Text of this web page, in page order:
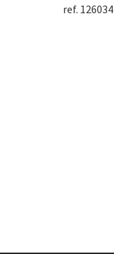
ref. 126034